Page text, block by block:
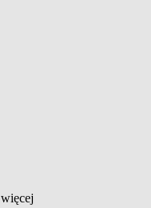
więcej